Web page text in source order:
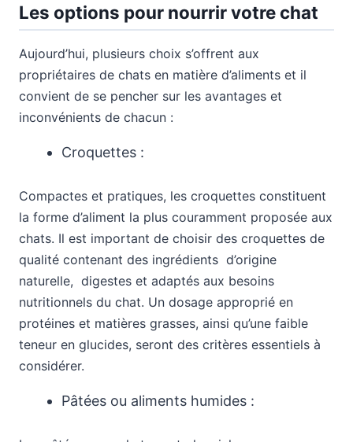
Les options pour nourrir votre chat
Aujourd’hui, plusieurs choix s’offrent aux
propriétaires de chats en matière d’aliments et il
convient de se pencher sur les avantages et
inconvénients de chacun :
Croquettes :
Compactes et pratiques, les croquettes constituent
la forme d’aliment la plus couramment proposée aux
chats. Il est important de choisir des croquettes de
qualité contenant des ingrédients d’origine
naturelle, digestes et adaptés aux besoins
nutritionnels du chat. Un dosage approprié en
protéines et matières grasses, ainsi qu’une faible
teneur en glucides, seront des critères essentiels à
considérer.
Pâtées ou aliments humides :